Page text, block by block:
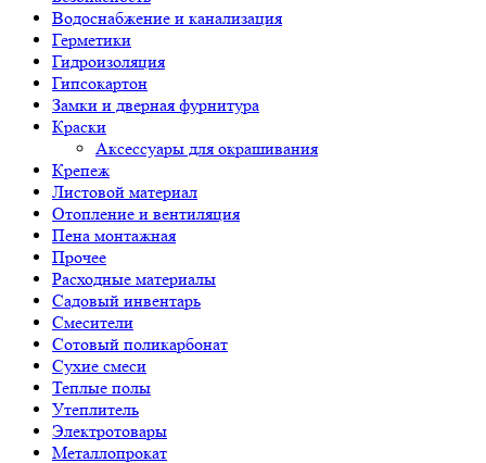
Водоснабжение и канализация
Герметики
Гидроизоляция
Гипсокартон
Замки и дверная фурнитура
Краски
Аксессуары для окрашивания
Крепеж
Листовой материал
Отопление и вентиляция
Пена монтажная
Прочее
Расходные материалы
Садовый инвентарь
Смесители
Сотовый поликарбонат
Сухие смеси
Теплые полы
Утеплитель
Электротовары
Металлопрокат